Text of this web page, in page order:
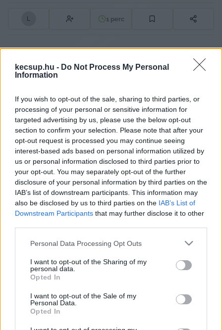
kecsup.hu - Do Not Process My Personal
Information
If you wish to opt-out of the sale, sharing to third parties, or
processing of your personal or sensitive information for
targeted advertising by us, please use the below opt-out
section to confirm your selection. Please note that after your
opt-out request is processed you may continue seeing
interest-based ads based on personal information utilized by
us or personal information disclosed to third parties prior to
your opt-out. You may separately opt-out of the further
disclosure of your personal information by third parties on the
IAB’s list of downstream participants. This information may
also be disclosed by us to third parties on the IAB’s List of
Downstream Participants that may further disclose it to other
Please note that this website/app uses one or more Google
not limited to your visit or usage behaviour. You may click to
grant or deny consent to Google and its third-party tags to
use your data for below specified purposes in below Google
consent section.
Personal Data Processing Opt Outs
I want to opt-out of the Sharing of my
personal data.
Opted In
I want to opt-out of the Sale of my
Personal Data.
Opted In
L 1 perc
24.hu-nak elárulta:
éleszteni a szárszói találkozók hagyományát,
igencsak ráférne a közéletre.”
Ujhelyi szerint eljött az ideje, hogy megvalósítsa
ezt az elképzelését, miután szakított az MSZP-
vel, és nem indul a következő EP-választáson. A
találkozók korábbi főszervezői, Farkasházy
Tivadar humorista és Horgas Péter, a Civil Bázis
vezetője a támogatásukról biztosították a